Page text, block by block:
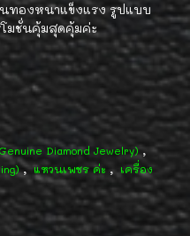
นทองหนาแข็งแรง รูปแบบ
โมชั่นคุ้มสุดคุ้มค่ะ
Diamond Jewelry) ,
, แหวนเพชร ค่ะ , เครื่อง